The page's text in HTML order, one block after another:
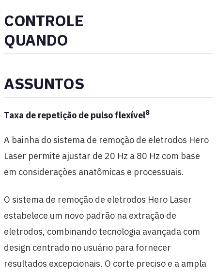
CONTROLE
QUANDO
ASSUNTOS
Taxa de repetição de pulso flexível8
A bainha do sistema de remoção de eletrodos Hero
Laser permite ajustar de 20 Hz a 80 Hz com base
em considerações anatômicas e processuais.
O sistema de remoção de eletrodos Hero Laser
estabelece um novo padrão na extração de
eletrodos, combinando tecnologia avançada com
design centrado no usuário para fornecer
resultados excepcionais. O corte preciso e a ampla